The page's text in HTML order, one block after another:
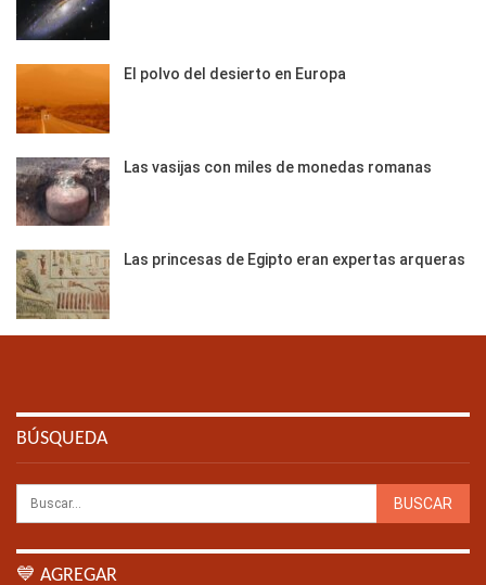
El polvo del desierto en Europa
Las vasijas con miles de monedas romanas
Las princesas de Egipto eran expertas arqueras
BÚSQUEDA
💙 AGREGAR